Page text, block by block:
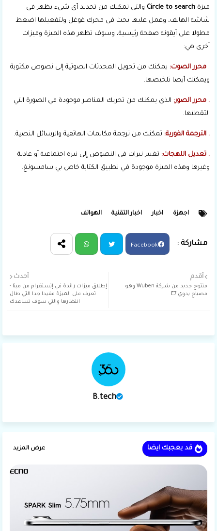
ميزة Circle to search والتي تمكنك من تحديد أي شيء يظهر في
شاشة الهاتف، وعمل عليها بحث في محرك غوغل ولتفعيلها اضغط
مطولا على أيقونة صفحة رئيسية، وسوف تظهر هذه الميزة وميزات
أخرى هي:
. محرر الصوت: يمكنك من تحويل المحدثات الصوتية إلى نصوص مكتوبة
ويمكنك أيضا تلخيصها.
. محرر الصور: الذي يمكنك من تحريك العناصر موجودة في الصورة التي
التقطتها.
. الترجمة الفورية: تمكنك من ترجمة مكالمات الهاتفية والرسائل النصية.
. تعديل اللهجات: تغيير نبرات في النصوص إلى نبرة اجتماعية أو عادية
وغيرها وهذه الميزة موجودة في تطبيق الكتابة خاص بي سامسونغ.
اجهزة اخبار اخبار التقنية الهواتف
Facebook
tsap
أحدث
إطلاق ميزات رائدة في إنستقرام من ميتا -
تعرف على الميزة مفيدا جدا التي طال
انتظارها والتي سوف تساعدك
أقدم
منتوج جديد من شركة Wuben وهو
مصباح يدوي E7
B.tech
قد يعجبك ايضا عرض المزيد